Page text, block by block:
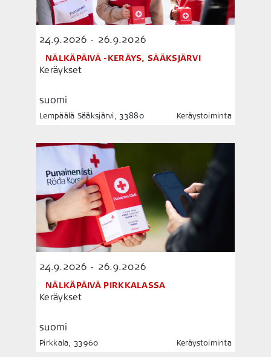
24.9.2026 - 26.9.2026
NÄLKÄPÄIVÄ -KERÄYS, SÄÄKSJÄRVI
Keräykset
suomi
Lempäälä Sääksjärvi, 33880 Keräystoiminta
24.9.2026 - 26.9.2026
NÄLKÄPÄIVÄ PIRKKALASSA
Keräykset
suomi
Pirkkala, 33960 Keräystoiminta